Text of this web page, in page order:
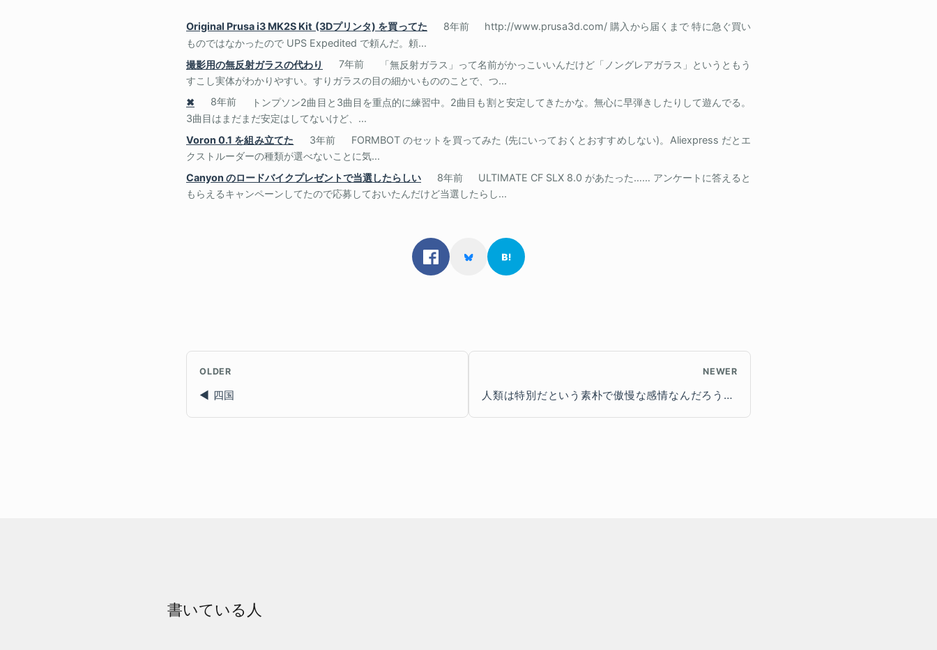
Original Prusa i3 MK2S Kit (3Dプリンタ) を買ってた 8年前
http://www.prusa3d.com/ 購入から届くまで 特に急ぐ買い
ものではなかったので UPS Expedited で頼んだ。頼...
撮影用の無反射ガラスの代わり
7年前
「無反射ガラス」って名前がかっこいいんだけど「ノングレアガラス」というともう
すこし実体がわかりやすい。すりガラスの目の細かいもののことで、つ...
✖
8年前
トンプソン2曲目と3曲目を重点的に練習中。2曲目も割と安定してきたかな。無心に早弾きしたりして遊んでる。
3曲目はまだまだ安定はしてないけど、...
Voron 0.1 を組み立てた
3年前
FORMBOT のセットを買ってみた (先にいっておくとおすすめしない)。Aliexpress だとエ
クストルーダーの種類が選べないことに気...
Canyon のロードバイクプレゼントで当選したらしい
8年前
ULTIMATE CF SLX 8.0 があたった…… アンケートに答えると
もらえるキャンペーンしてたので応募しておいたんだけど当選したらし...
OLDER
四国
NEWER
人類は特別だという素朴で傲慢な感情なんだろうな
書いている人